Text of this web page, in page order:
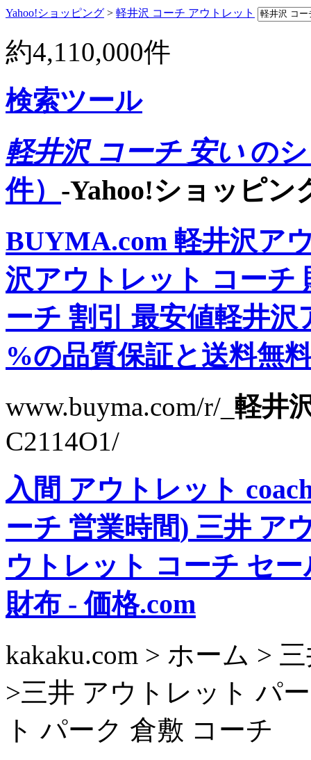
Yahoo!ショッピング > 軽井沢 コーチ アウトレット
約4,110,000件
検索ツール
軽井沢 コーチ 安いのシ
件） -Yahoo!ショッピン
BUYMA.com 軽井沢ア
沢アウトレット コーチ
ーチ 割引
最安値軽井沢
%の品質保証と送料無
www.buyma.com/r/_ 軽井
C2114O1/
入間 アウトレット
ーチ 営業時間) 三井 ア
ウトレット コーチ セー
財布 - 価格.com
kakaku.com > ホーム >
>三井 アウトレット パ
ト パーク 倉敷 コーチ